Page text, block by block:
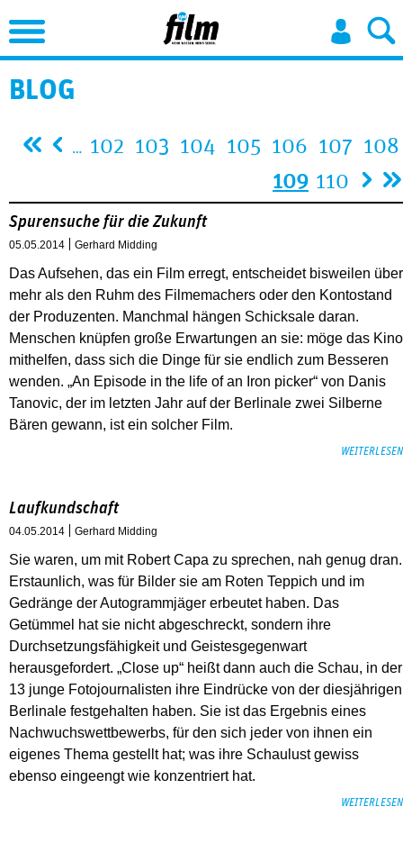
Jump to Navigation
BLOG
… 102 103 104 105 106 107 108
109 110
Spurensuche für die Zukunft
05.05.2014 Gerhard Midding
Das Aufsehen, das ein Film erregt, entscheidet bisweilen über
mehr als den Ruhm des Filmemachers oder den Kontostand
der Produzenten. Manchmal hängen Schicksale daran.
Menschen knüpfen große Erwartungen an sie: möge das Kino
mithelfen, dass sich die Dinge für sie endlich zum Besseren
wenden. „An Episode in the life of an Iron picker“ von Danis
Tanovic, der im letzten Jahr auf der Berlinale zwei Silberne
Bären gewann, ist ein solcher Film.
WEITERLESEN
Laufkundschaft
04.05.2014 Gerhard Midding
Sie waren, um mit Robert Capa zu sprechen, nah genug dran.
Erstaunlich, was für Bilder sie am Roten Teppich und im
Gedränge der Autogrammjäger erbeutet haben. Das
Getümmel hat sie nicht abgeschreckt, sondern ihre
Durchsetzungsfähigkeit und Geistesgegenwart
herausgefordert. „Close up“ heißt dann auch die Schau, in der
13 junge Fotojournalisten ihre Eindrücke von der diesjährigen
Berlinale festgehalten haben. Sie ist das Ergebnis eines
Nachwuchswettbewerbs, für den sich jeder von ihnen ein
eigenes Thema gestellt hat; was ihre Schaulust gewiss
ebenso eingeengt wie konzentriert hat.
WEITERLESEN